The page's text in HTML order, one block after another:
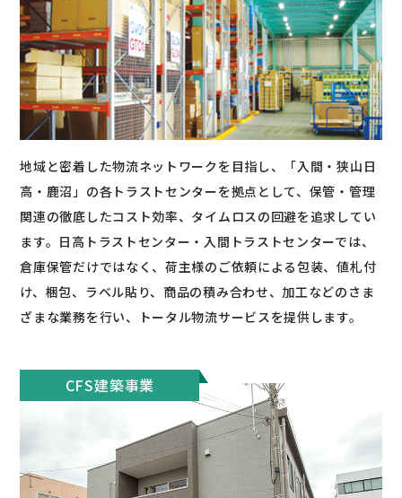
地域と密着した物流ネットワークを目指し、「入間・狭山日
高・鹿沼」の各トラストセンターを拠点として、保管・管理
関連の徹底したコスト効率、タイムロスの回避を追求してい
ます。日高トラストセンター・入間トラストセンターでは、
倉庫保管だけではなく、荷主様のご依頼による包装、値札付
け、梱包、ラベル貼り、商品の積み合わせ、加工などのさま
ざまな業務を行い、トータル物流サービスを提供します。
CFS建築事業